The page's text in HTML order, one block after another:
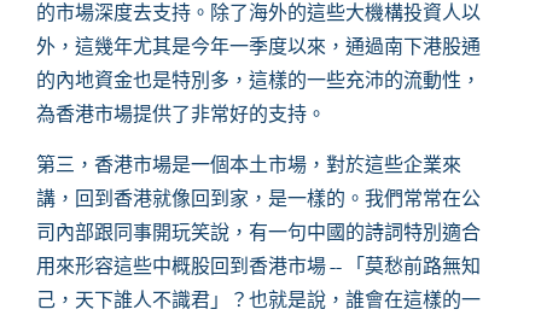
的市場深度去支持。除了海外的這些大機構投資人以
外，這幾年尤其是今年一季度以來，通過南下港股通
的內地資金也是特別多，這樣的一些充沛的流動性，
為香港市場提供了非常好的支持。
第三，香港市場是一個本土市場，對於這些企業來
講，回到香港就像回到家，是一樣的。我們常常在公
司內部跟同事開玩笑說，有一句中國的詩詞特別適合
用來形容這些中概股回到香港市場-- 「莫愁前路無知
己，天下誰人不識君」？也就是說，誰會在這樣的一